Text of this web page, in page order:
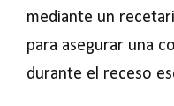
mediante un
para asegurar una
durante el receso